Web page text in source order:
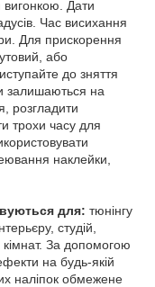
Дати
Час висихання
Для прискорення
або
до зняття
залишаються на
розгладити
трохи часу для
наклейки,
для: тюнінгу
студій,
кімнат. За допомогою
на будь-якій
наліпок обмежене